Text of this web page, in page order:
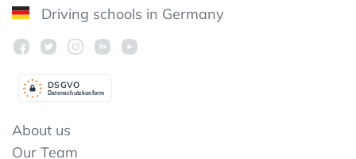
Driving schools in Germany
Datenschutzkonform
DSGVO
About us
Our Team